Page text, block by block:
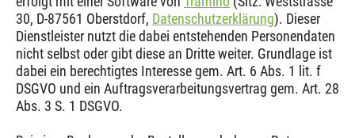
30, D-87561 Oberstdorf, Datenschutzerklärung). Dieser
Dienstleister nutzt die dabei entstehenden Personendaten
nicht selbst oder gibt diese an Dritte weiter. Grundlage ist
dabei ein berechtigtes Interesse gem. Art. 6 Abs. 1 lit. f
DSGVO und ein Auftragsverarbeitungsvertrag gem. Art. 28
Abs. 3 S. 1 DSGVO.